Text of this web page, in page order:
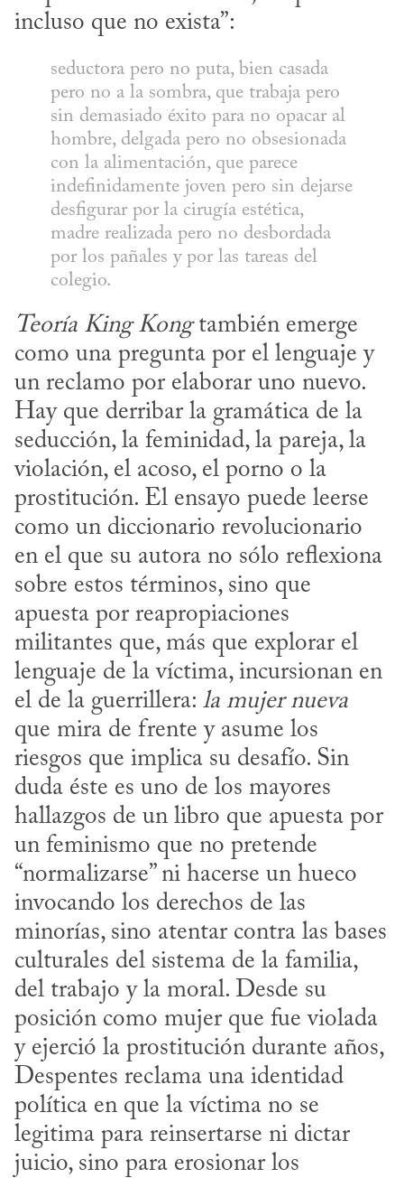
incluso que no exista”:
seductora pero no puta, bien casada
pero no a la sombra, que trabaja pero
sin demasiado éxito para no opacar al
hombre, delgada pero no obsesionada
con la alimentación, que parece
indefinidamente joven pero sin dejarse
desfigurar por la cirugía estética,
madre realizada pero no desbordada
por los pañales y por las tareas del
colegio.
Teoría King Kong también emerge
como una pregunta por el lenguaje y
un reclamo por elaborar uno nuevo.
Hay que derribar la gramática de la
seducción, la feminidad, la pareja, la
violación, el acoso, el porno o la
prostitución. El ensayo puede leerse
como un diccionario revolucionario
en el que su autora no sólo reflexiona
sobre estos términos, sino que
apuesta por reapropiaciones
militantes que, más que explorar el
lenguaje de la víctima, incursionan en
el de la guerrillera: la mujer nueva
que mira de frente y asume los
riesgos que implica su desafío. Sin
duda éste es uno de los mayores
hallazgos de un libro que apuesta por
un feminismo que no pretende
“normalizarse” ni hacerse un hueco
invocando los derechos de las
minorías, sino atentar contra las bases
culturales del sistema de la familia,
del trabajo y la moral. Desde su
posición como mujer que fue violada
y ejerció la prostitución durante años,
Despentes reclama una identidad
política en que la víctima no se
legitima para reinsertarse ni dictar
juicio, sino para erosionar los